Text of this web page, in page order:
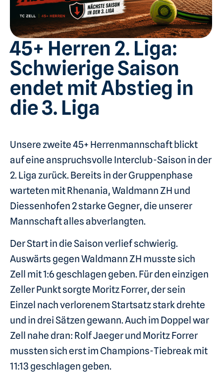
45+ Herren 2. Liga:
Schwierige Saison
endet mit Abstieg in
die 3. Liga
Unsere zweite 45+ Herrenmannschaft blickt
auf eine anspruchsvolle Interclub-Saison in der
2. Liga zurück. Bereits in der Gruppenphase
warteten mit Rhenania, Waldmann ZH und
Diessenhofen 2 starke Gegner, die unserer
Mannschaft alles abverlangten.
Der Start in die Saison verlief schwierig.
Auswärts gegen Waldmann ZH musste sich
Zell mit 1:6 geschlagen geben. Für den einzigen
Zeller Punkt sorgte Moritz Forrer, der sein
Einzel nach verlorenem Startsatz stark drehte
und in drei Sätzen gewann. Auch im Doppel war
Zell nahe dran: Rolf Jaeger und Moritz Forrer
mussten sich erst im Champions-Tiebreak mit
11:13 geschlagen geben.